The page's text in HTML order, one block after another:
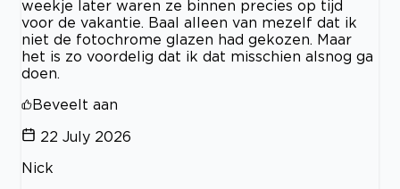
weekje later waren ze binnen precies op tijd
voor de vakantie. Baal alleen van mezelf dat ik
niet de fotochrome glazen had gekozen. Maar
het is zo voordelig dat ik dat misschien alsnog ga
doen.
Beveelt aan
22 July 2026
Nick